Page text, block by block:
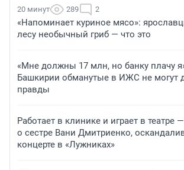
20 минут 289 2
«Напоминает куриное мясо»:
лесу необычный гриб — что это
«Мне должны 17 млн, но банку плачу
Башкирии обманутые в ИЖС не могут
правды
Работает в клинике и играет в театре
о сестре Вани Дмитриенко,
концерте в «Лужниках»